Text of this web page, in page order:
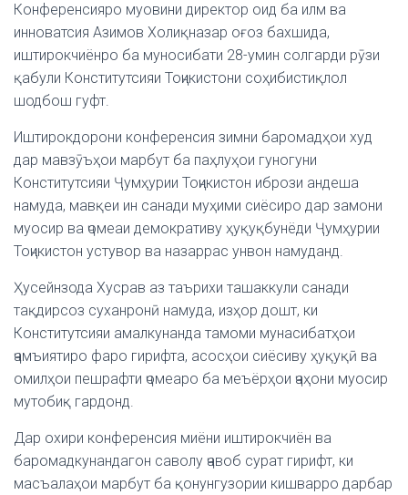
Конференсияро муовини директор оид ба илм ва
инноватсия Азимов Холиқназар оғоз бахшида,
иштирокчиёнро ба муносибати 28-умин солгарди рӯзи
қабули Конститутсияи Тоҷикистони соҳибистиқлол
шодбош гуфт.
Иштирокдорони конференсия зимни баромадҳои худ
дар мавзӯъҳои марбут ба паҳлуҳои гуногуни
Конститутсияи Ҷумҳурии Тоҷикистон ибрози андеша
намуда, мавқеи ин санади муҳими сиёсиро дар замони
муосир ва ҷомеаи демокративу ҳуқуқбунёди Ҷумҳурии
Тоҷикистон устувор ва назаррас унвон намуданд.
Ҳусейнзода Хусрав аз таърихи ташаккули санади
тақдирсоз суханронӣ намуда, изҳор дошт, ки
Конститутсияи амалкунанда тамоми мунасибатҳои
ҷамъиятиро фаро гирифта, асосҳои сиёсиву ҳуқуқӣ ва
омилҳои пешрафти ҷомеаро ба меъёрҳои ҷаҳони муосир
мутобиқ гардонд.
Дар охири конференсия миёни иштирокчиён ва
баромадкунандагон саволу ҷавоб сурат гирифт, ки
масъалаҳои марбут ба қонунгузории кишварро дарбар